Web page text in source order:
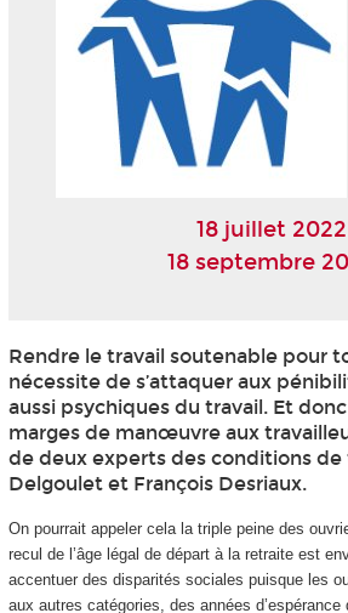
18 juillet 2022
18 septembre
Rendre le travail soutenable pour
nécessite de s’attaquer aux
aussi psychiques du travail. Et
marges de manœuvre aux
de deux experts des conditions de
Delgoulet et François Desriaux.
On pourrait appeler cela la triple peine des
recul de l’âge légal de départ à la retraite est
accentuer des disparités sociales puisque les
aux autres catégories, des années